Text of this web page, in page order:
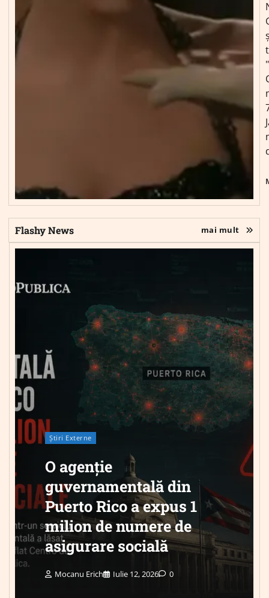
Flashy News mai mult
Știri Externe
O agenție
guvernamentală din
Puerto Rico a expus 1
milion de numere de
asigurare socială
Mocanu Erich Iulie 12, 2026 0